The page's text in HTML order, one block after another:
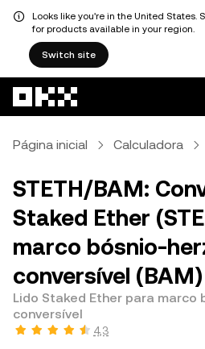
Looks like you're in the United States.
for products available in your region.
Switch site
Página inicial Calculadora
STETH/BAM:
Staked Ether
marco bósnio-
conversível (BAM)
Lido Staked Ether para marco
conversível
4,3